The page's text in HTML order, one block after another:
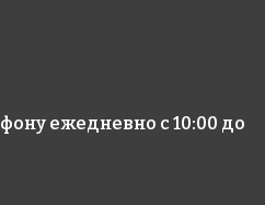
ежедневно с 10:00 до